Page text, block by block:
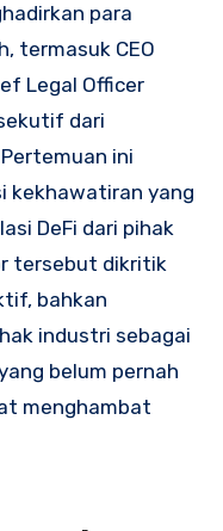
para
termasuk CEO
Legal Officer
dari
ini
kekhawatiran yang
DeFi dari pihak
tersebut dikritik
bahkan
industri sebagai
belum pernah
menghambat